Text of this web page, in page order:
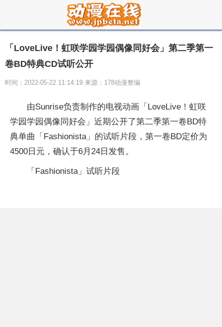
「LoveLive！虹咲学园学园偶像同好会」第二季第一
卷BD特典CD试听公开
时间：2022-05-22 11:14:19 来源：178动漫整编
由Sunrise负责制作的电视动画「LoveLive！虹咲
学园学园偶像同好会」近期公开了第二季第一卷BD特
典单曲「Fashionista」的试听片段，第一卷BD定价为
4500日元，确认于6月24日发售。
「Fashionista」试听片段